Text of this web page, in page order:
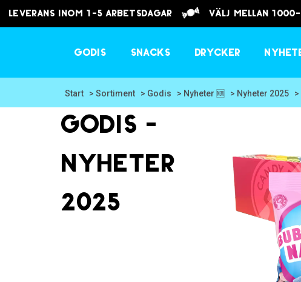
Leverans inom 1-5 arbetsdagar välj mellan
Godis Snacks Drycker
Start > Sortiment > Godis > Nyheter 🆕 > Nyheter 2025
Godis -
Nyheter
2025